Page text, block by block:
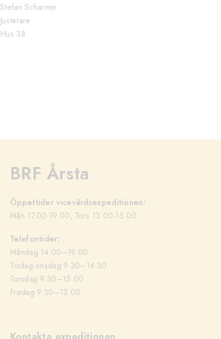
Stefan Scharmer
Justerare
Hus 38
BRF Årsta
Öppettider vicevärdsexpeditionen:
Mån 17.00-19.00, Tors 13.00-15.00
Telefontider:
Måndag 14.00–19.00
Tisdag-onsdag 9.30–14.30
Torsdag 9.30–15.00
Fredag 9.30–13.00